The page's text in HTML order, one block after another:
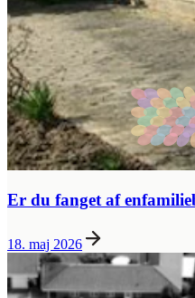
Er du fanget af
18. maj 2026